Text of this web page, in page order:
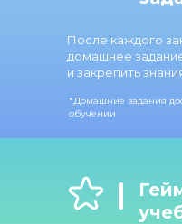
После каждого
домашнее
и закрепить
*Домашние задания
обучении